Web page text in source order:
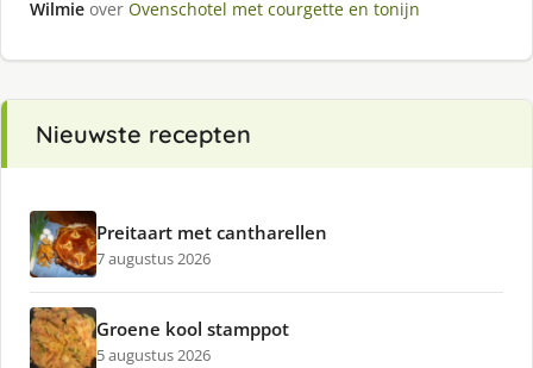
Wilmie over Ovenschotel met courgette en tonijn
Nieuwste recepten
Preitaart met cantharellen
7 augustus 2026
Groene kool stamppot
5 augustus 2026